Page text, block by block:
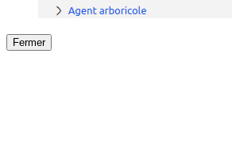
Fermer